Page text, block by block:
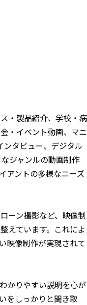
・製品紹介、学校・病
・イベント動画、マニ
ンタビュー、デジタル
ジャンルの動画制作
アントの多様なニーズ
ーン撮影など、映像制
えています。これによ
映像制作が実現されて
かりやすい説明を心が
をしっかりと聞き取